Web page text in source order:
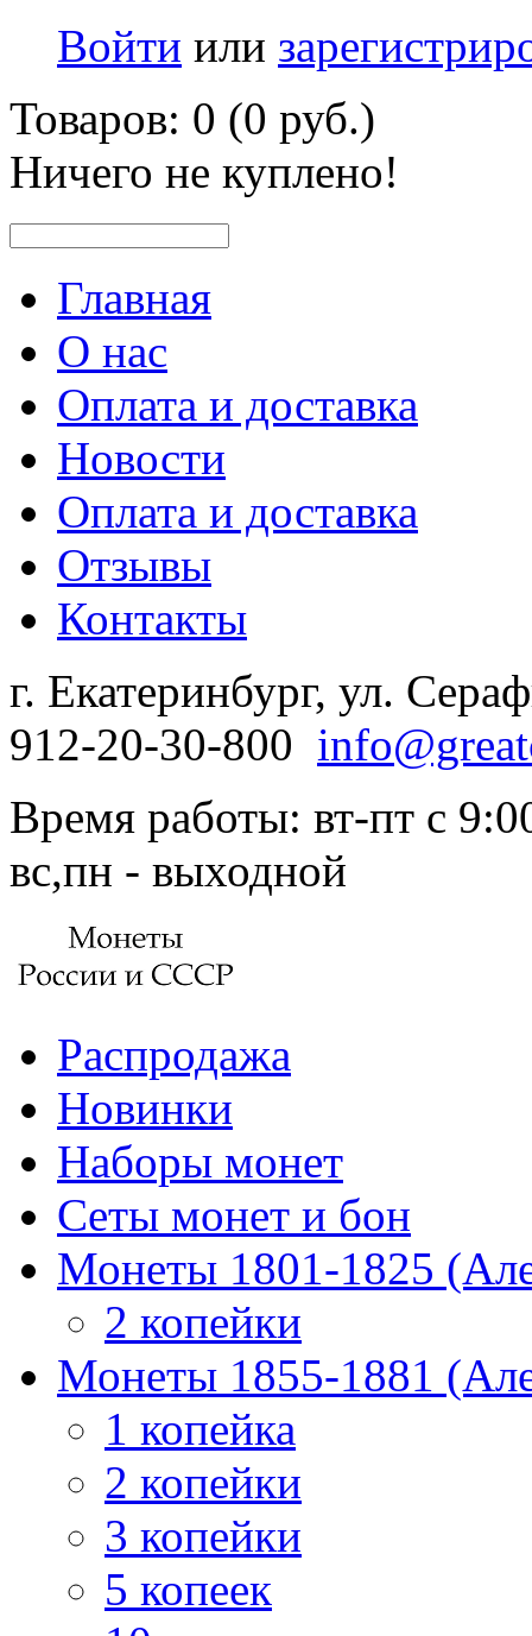
Войти или
Товаров: 0 (0 руб.)
Ничего не куплено!
Главная
О нас
Оплата и доставка
Новости
Оплата и доставка
Отзывы
Контакты
г. Екатеринбург, ул.
912-20-30-800
Время работы: вт-пт с
вс,пн - выходной
Распродажа
Новинки
Наборы монет
Сеты монет и бон
Монеты 1801-1825
2 копейки
Монеты 1855-1881
1 копейка
2 копейки
3 копейки
5 копеек